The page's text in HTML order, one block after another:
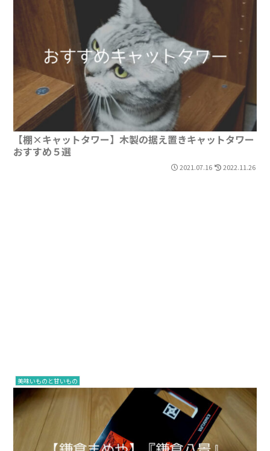
【棚×キャットタワー】木製の据え置きキャットタワー
おすすめ５選
2021.07.16 2022.11.26
美味いものと甘いもの